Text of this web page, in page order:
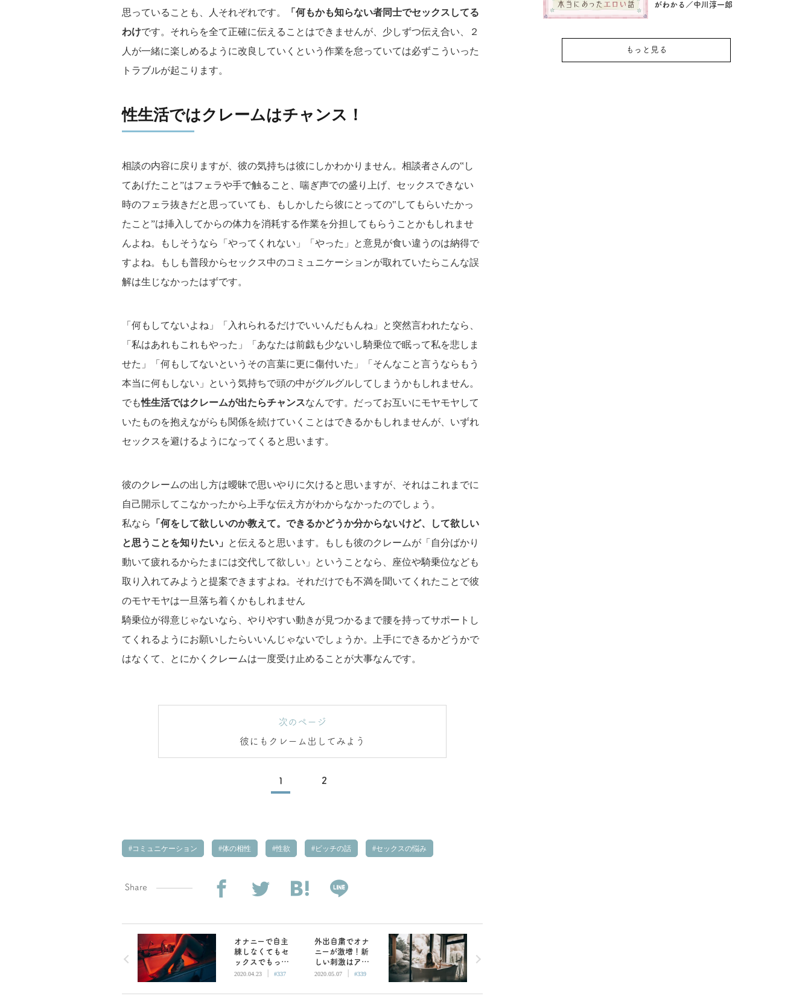
思っていることも、人それぞれです。
「何もかも知らない者同士でセックスしてる
わけです。それらを全て正確に伝えることはできませんが、少しずつ伝え合い、２
人が一緒に楽しめるように改良していくという作業を怠っていては必ずこういった
トラブルが起こります。
性生活ではクレームはチャンス！
相談の内容に戻りますが、彼の気持ちは彼にしかわかりません。相談者さんの‟し
てあげたこと”はフェラや手で触ること、喘ぎ声での盛り上げ、セックスできない
時のフェラ抜きだと思っていても、もしかしたら彼にとっての‟してもらいたかっ
たこと”は挿入してからの体力を消耗する作業を分担してもらうことかもしれませ
んよね。もしそうなら「やってくれない」「やった」と意見が食い違うのは納得で
すよね。もしも普段からセックス中のコミュニケーションが取れていたらこんな誤
解は生じなかったはずです。
「何もしてないよね」「入れられるだけでいいんだもんね」と突然言われたなら、
「私はあれもこれもやった」「あなたは前戯も少ないし騎乗位で眠って私を悲しま
せた」「何もしてないというその言葉に更に傷付いた」「そんなこと言うならもう
本当に何もしない」という気持ちで頭の中がグルグルしてしまうかもしれません。
でも性生活ではクレームが出たらチャンスなんです。だってお互いにモヤモヤして
いたものを抱えながらも関係を続けていくことはできるかもしれませんが、いずれ
セックスを避けるようになってくると思います。
彼のクレームの出し方は曖昧で思いやりに欠けると思いますが、それはこれまでに
自己開示してこなかったから上手な伝え方がわからなかったのでしょう。
私なら
「何をして欲しいのか教えて。できるかどうか分からないけど、して欲しい
と思うことを知りたい」
と伝えると思います。もしも彼のクレームが「自分ばかり
動いて疲れるからたまには交代して欲しい」ということなら、座位や騎乗位なども
取り入れてみようと提案できますよね。それだけでも不満を聞いてくれたことで彼
のモヤモヤは一旦落ち着くかもしれません
騎乗位が得意じゃないなら、やりやすい動きが見つかるまで腰を持ってサポートし
てくれるようにお願いしたらいいんじゃないでしょうか。上手にできるかどうかで
はなくて、とにかくクレームは一度受け止めることが大事なんです。
次のページ
彼にもクレーム出してみよう
1 2
コミュニケーション 体の相性 性欲 ビッチの話 セックスの悩み
Share
オナニーで自主
練しなくてもセ
ックスでもっと
気持ちよくなる
2020.04.23 | #337
外出自粛でオナ
ニーが激増！新
しい刺激はアダ
ルトグッズのコ
すめ
2020.05.07 | #339
がわかる／中川淳一郎
もっと見る